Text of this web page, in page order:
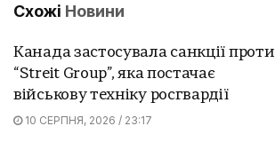
Схожі Новини
Канада застосувала санкції проти
“Streit Group”, яка постачає
військову техніку росгвардії
10 СЕРПНЯ, 2026 / 23:17